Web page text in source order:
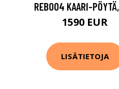
REB004 KAARI-
1590 EUR
LISÄTIETOJA